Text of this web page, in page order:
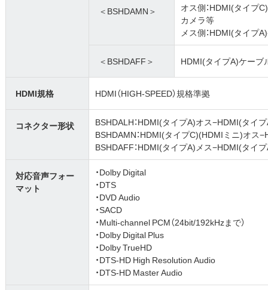
＜BSHDAMN＞
オス側：HDMI(タイプ
カメラ等
メス側：HDMI(タイプ
＜BSHDAFF＞ HDMI(タイプA)ケーブ
HDMI規格 HDMI（HIGH-SPEED）規格準拠
コネクター形状
BSHDALH：HDMI(タイプA)オス−HDMI(タイ
BSHDAMN：HDMI(タイプC)(HDMIミニ)オス
BSHDAFF：HDMI(タイプA)メス−HDMI(タイ
対応音声フォー
マット
・Dolby Digital
・DTS
・DVD Audio
・SACD
・Multi-channel PCM（24bit/192kHzまで）
・Dolby Digital Plus
・Dolby TrueHD
・DTS-HD High Resolution Audio
・DTS-HD Master Audio